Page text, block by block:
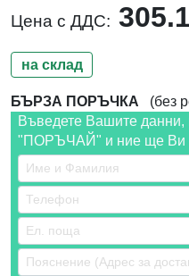
Цена с ДДС:
на склад
БЪРЗА ПОРЪЧКА (без
Въведете Вашите данни,
"ПОРЪЧАЙ" и ние ще Ви